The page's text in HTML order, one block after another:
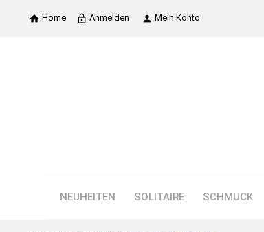
 Home lock_outline Anmelden  Mein Konto
NEUHEITEN SOLITAIRE SCHMUCK